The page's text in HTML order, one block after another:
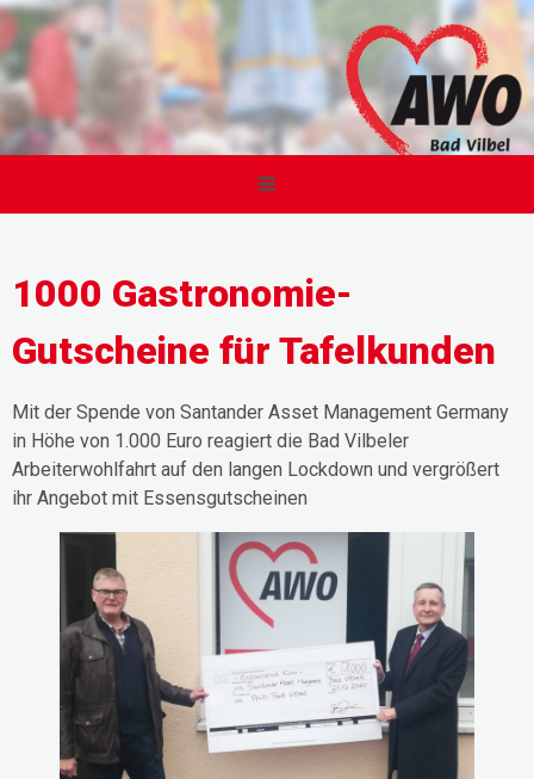
1000 Gastronomie-
Gutscheine für Tafelkunden
Mit der Spende von Santander Asset Management Germany
in Höhe von 1.000 Euro reagiert die Bad Vilbeler
Arbeiterwohlfahrt auf den langen Lockdown und vergrößert
ihr Angebot mit Essensgutscheinen